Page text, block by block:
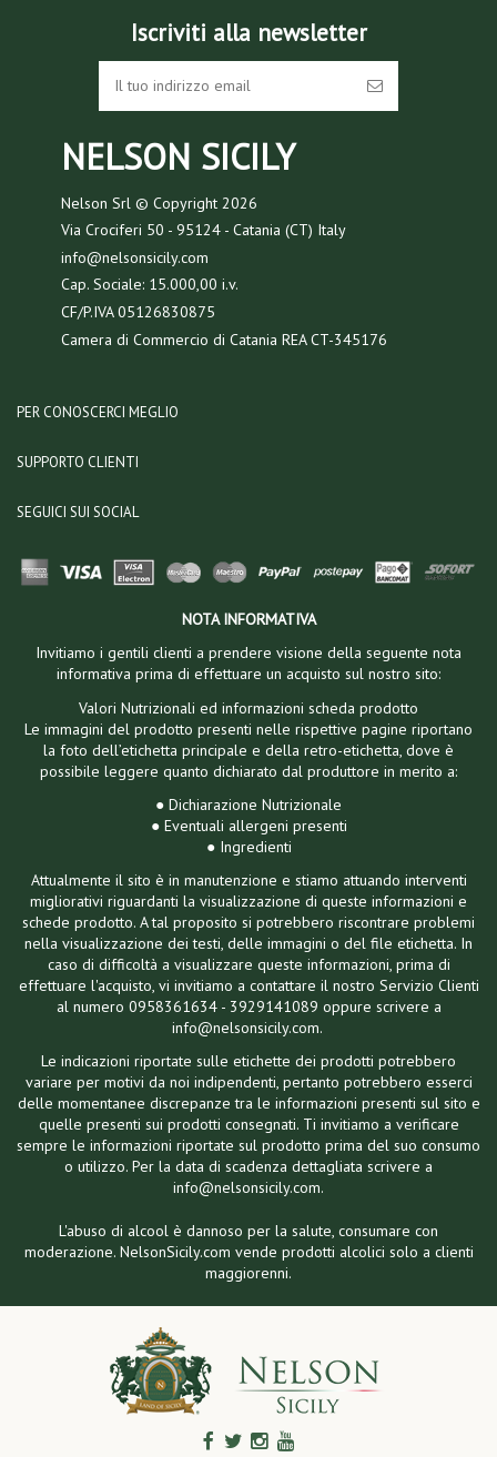
Iscriviti alla newsletter
NELSON SICILY
Nelson Srl © Copyright 2026
Via Crociferi 50 - 95124 - Catania (CT) Italy
info@nelsonsicily.com
Cap. Sociale: 15.000,00 i.v.
CF/P.IVA 05126830875
Camera di Commercio di Catania REA CT-345176
PER CONOSCERCI MEGLIO
SUPPORTO CLIENTI
SEGUICI SUI SOCIAL
NOTA INFORMATIVA
Invitiamo i gentili clienti a prendere visione della seguente nota
informativa prima di effettuare un acquisto sul nostro sito:
Valori Nutrizionali ed informazioni scheda prodotto
Le immagini del prodotto presenti nelle rispettive pagine riportano
la foto dell’etichetta principale e della retro-etichetta, dove è
possibile leggere quanto dichiarato dal produttore in merito a:
● Dichiarazione Nutrizionale
● Eventuali allergeni presenti
● Ingredienti
Attualmente il sito è in manutenzione e stiamo attuando interventi
migliorativi riguardanti la visualizzazione di queste informazioni e
schede prodotto. A tal proposito si potrebbero riscontrare problemi
nella visualizzazione dei testi, delle immagini o del file etichetta. In
caso di difficoltà a visualizzare queste informazioni, prima di
effettuare l'acquisto, vi invitiamo a contattare il nostro Servizio Clienti
al numero 0958361634 - 3929141089 oppure scrivere a
info@nelsonsicily.com.
Le indicazioni riportate sulle etichette dei prodotti potrebbero
variare per motivi da noi indipendenti, pertanto potrebbero esserci
delle momentanee discrepanze tra le informazioni presenti sul sito e
quelle presenti sui prodotti consegnati. Ti invitiamo a verificare
sempre le informazioni riportate sul prodotto prima del suo consumo
o utilizzo. Per la data di scadenza dettagliata scrivere a
info@nelsonsicily.com.
L'abuso di alcool è dannoso per la salute, consumare con
moderazione. NelsonSicily.com vende prodotti alcolici solo a clienti
maggiorenni.